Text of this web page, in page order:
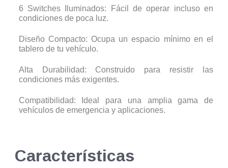
6 Switches Iluminados: Fácil de operar incluso en
condiciones de poca luz.
Diseño Compacto: Ocupa un espacio mínimo en el
tablero de tu vehículo.
Alta Durabilidad: Construido para resistir las
condiciones más exigentes.
Compatibilidad: Ideal para una amplia gama de
vehículos de emergencia y aplicaciones.
Características